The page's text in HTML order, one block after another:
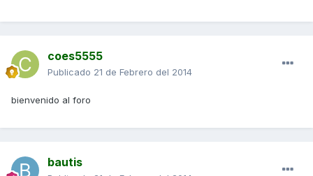
coes5555
Publicado 21 de Febrero del 2014
bienvenido al foro
bautis